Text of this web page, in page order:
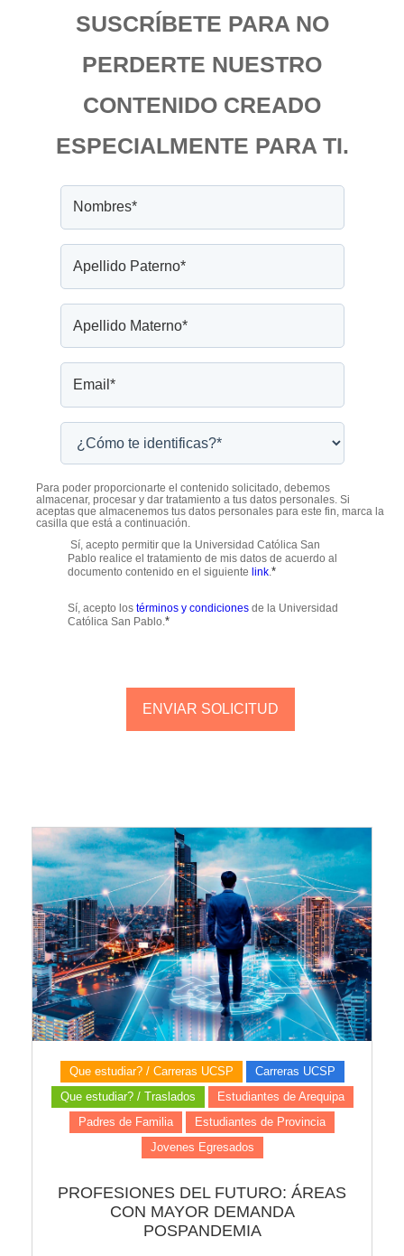
SUSCRÍBETE PARA NO
PERDERTE NUESTRO
CONTENIDO CREADO
ESPECIALMENTE PARA TI.
Para poder proporcionarte el contenido solicitado, debemos
almacenar, procesar y dar tratamiento a tus datos personales. Si
aceptas que almacenemos tus datos personales para este fin, marca la
casilla que está a continuación.
Sí, acepto permitir que la Universidad Católica San
Pablo realice el tratamiento de mis datos de acuerdo al
documento contenido en el siguiente link. *
Sí, acepto los términos y condicionesde la Universidad
Católica San Pablo. *
Que estudiar? / Carreras UCSP
Carreras UCSP
Que estudiar? / Traslados
Estudiantes de Arequipa
Padres de Familia
Estudiantes de Provincia
Jovenes Egresados
PROFESIONES DEL FUTURO: ÁREAS
CON MAYOR DEMANDA
POSPANDEMIA